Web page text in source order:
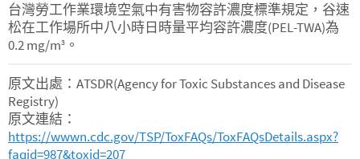
台灣勞工作業環境空氣中有害物容許濃度標準規定，谷速
松在工作場所中八小時日時量平均容許濃度(PEL-TWA)為
0.2 mg/m3 。
原文出處：ATSDR(Agency for Toxic Substances and Disease
Registry)
原文連結：
https://wwwn.cdc.gov/TSP/ToxFAQs/ToxFAQsDetails.aspx?
faqid=987&toxid=207